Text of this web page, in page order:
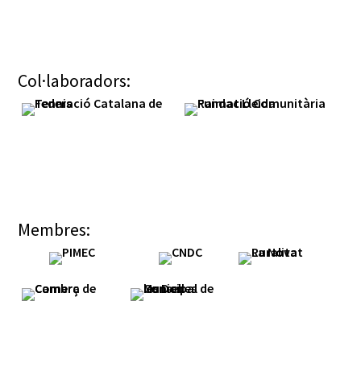
Membres:
Col·laboradors: